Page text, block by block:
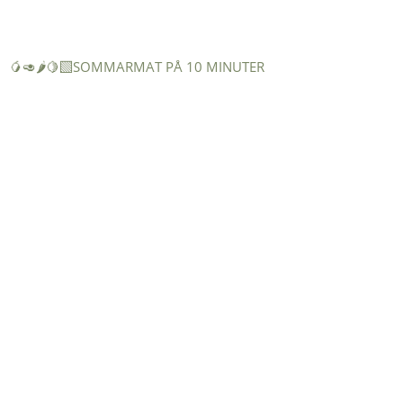
🥭🥑🌶️🍋‍🟩SOMMARMAT PÅ 10 MINUTER